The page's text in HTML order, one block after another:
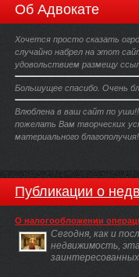
Об Адвокате
Хочется просто сказать
случайно набрел на этот
удовольствием размещу
Большущее спасибо. Очень
Влюблена в ваш сайт по
пожелать Вам творческих
материального благополучия!
Публикации о
О налогообложении
Сегодня, как и
недвижимость,
заинтересованных